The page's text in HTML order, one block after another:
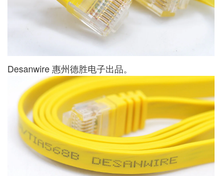
Desanwire 惠州德胜电子出品。